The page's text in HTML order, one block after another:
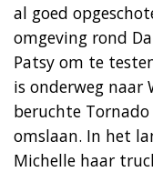
al goed
omgeving rond
Patsy om te
is onderweg naar
beruchte
omslaan. In het
Michelle haar